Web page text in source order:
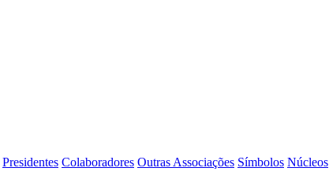
Presidentes Colaboradores Outras Associações Símbolos Núcleos